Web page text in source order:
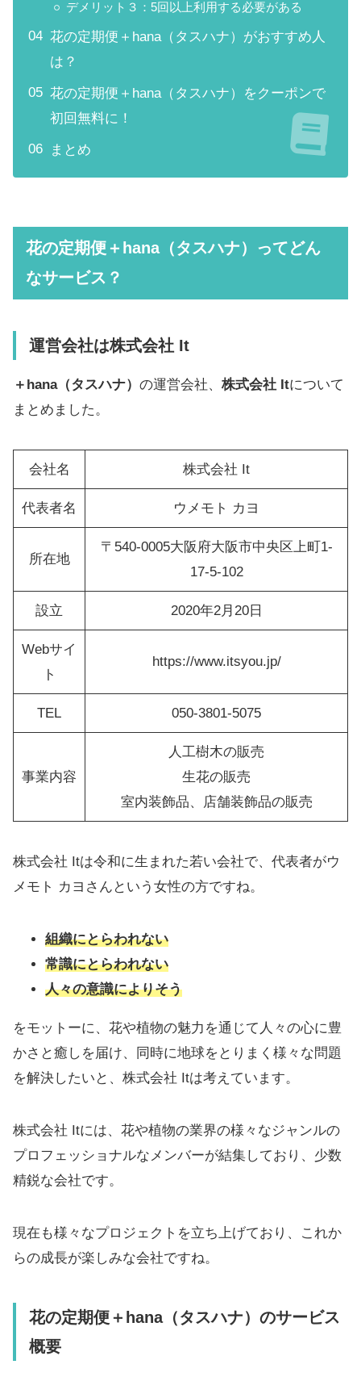
デメリット３：5回以上利用する必要がある
花の定期便＋hana（タスハナ）がおすすめ人
は？
花の定期便＋hana（タスハナ）をクーポンで
初回無料に！
まとめ
花の定期便＋hana（タスハナ）ってどん
なサービス？
運営会社は株式会社 It
＋hana（タスハナ） の運営会社、 株式会社 Itについて
まとめました。
会社名 株式会社 It
代表者名 ウメモト カヨ
所在地
〒540-0005大阪府大阪市中央区上町1-
17-5-102
設立 2020年2月20日
Webサイ
ト
https://www.itsyou.jp/
TEL 050-3801-5075
事業内容
人工樹木の販売
生花の販売
室内装飾品、店舗装飾品の販売
株式会社 Itは令和に生まれた若い会社で、代表者がウ
メモト カヨさんという女性の方ですね。
組織にとらわれない
常識にとらわれない
人々の意識によりそう
をモットーに、花や植物の魅力を通じて人々の心に豊
かさと癒しを届け、同時に地球をとりまく様々な問題
を解決したいと、株式会社 Itは考えています。
株式会社 Itには、花や植物の業界の様々なジャンルの
プロフェッショナルなメンバーが結集しており、少数
精鋭な会社です。
現在も様々なプロジェクトを立ち上げており、これか
らの成長が楽しみな会社ですね。
花の定期便＋hana（タスハナ）のサービス
概要